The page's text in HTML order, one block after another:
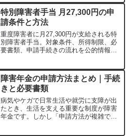
特別障害者手当 月27,300円の申
請条件と方法
重度障害者に月27,300円が支給される特
別障害者手当。対象条件、所得制限、必
要書類、申請手続きの流れを公的情報を
障害年金の申請方法まとめ｜手続
きと必要書類
病気やケガで日常生活や就労に支障が出
たとき、生活を支える重要な制度が障害
年金です。しかし「申請方法が複雑でわ